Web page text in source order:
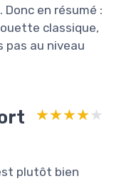
Donc en résumé :
classique,
pas au niveau
★★★★★
★★★★★
plutôt bien